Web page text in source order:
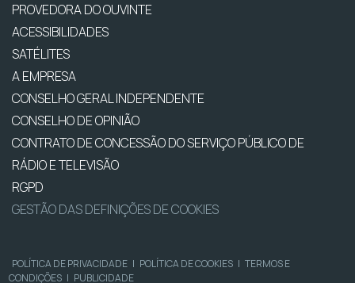
PROVEDORA DO OUVINTE
ACESSIBILIDADES
SATÉLITES
A EMPRESA
CONSELHO GERAL INDEPENDENTE
CONSELHO DE OPINIÃO
CONTRATO DE CONCESSÃO DO SERVIÇO PÚBLICO DE
RÁDIO E TELEVISÃO
RGPD
GESTÃO DAS DEFINIÇÕES DE COOKIES
POLÍTICA DE PRIVACIDADE | POLÍTICA DE COOKIES | TERMOS E
CONDIÇÕES | PUBLICIDADE